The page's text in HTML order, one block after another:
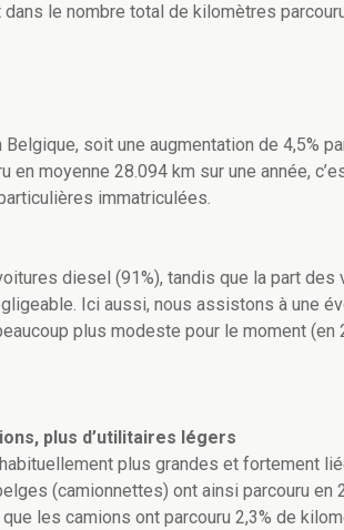
le nombre total de kilomètres
soit une augmentation de 4,5%
en moyenne 28.094 km sur une année,
immatriculées.
diesel (91%), tandis que la part des
Ici aussi, nous assistons à une
plus modeste pour le moment (en
plus d’utilitaires légers
plus grandes et fortement
(camionnettes) ont ainsi parcouru en
les camions ont parcouru 2,3% de